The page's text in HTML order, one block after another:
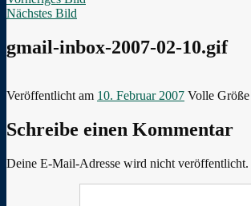
Nächstes Bild
gmail-inbox-2007-02-10.gif
Veröffentlicht am 10. Februar 2007 Volle Größe
Schreibe einen Kommentar
Deine E-Mail-Adresse wird nicht veröffentlicht.